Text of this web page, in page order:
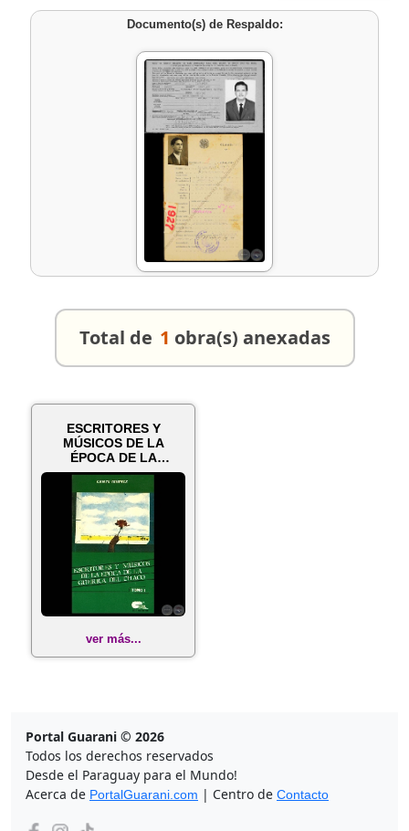
Documento(s) de Respaldo:
Total de 1 obra(s) anexadas
ESCRITORES Y
MÚSICOS DE LA
ÉPOCA DE LA
GUERRA DEL CHACO
(Autor: C...
ver más...
Portal Guarani © 2026
Todos los derechos reservados
Desde el Paraguay para el Mundo!
Acerca de PortalGuarani.com | Centro de Contacto